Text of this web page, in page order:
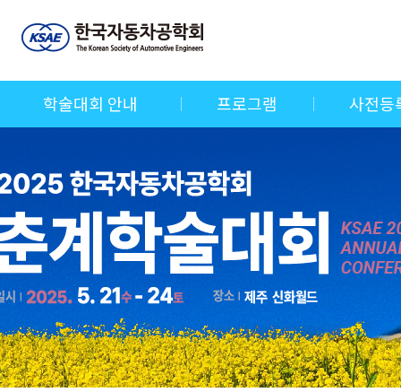
학술대회 안내 프로그램 사전등